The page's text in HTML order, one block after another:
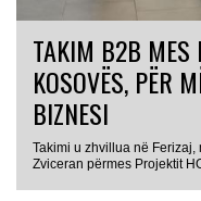
TAKIM B2B MES
KOSOVËS, PËR
BIZNESI
Takimi u zhvillua në
Zviceran përmes Projektit